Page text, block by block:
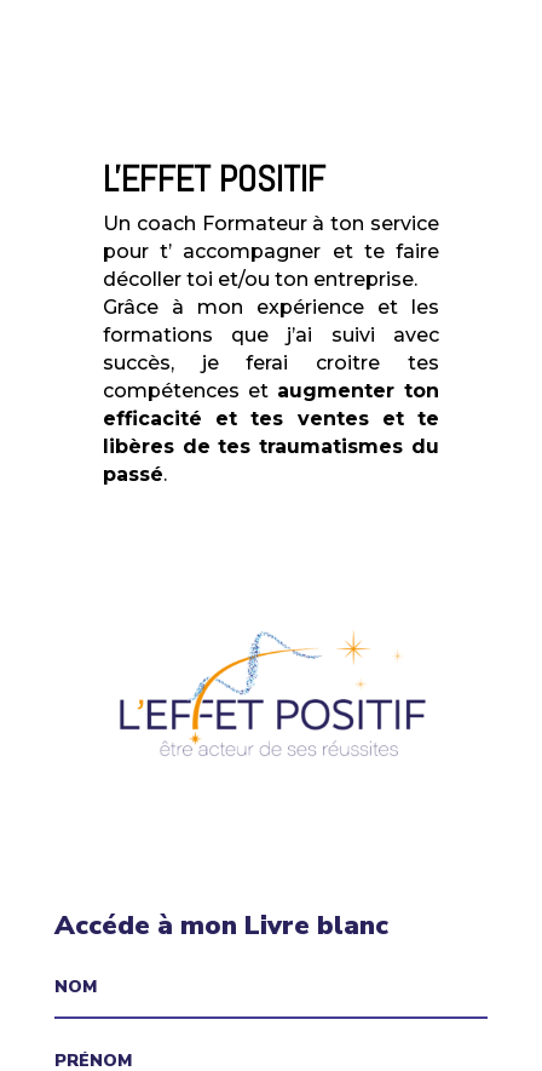
L'EFFET POSITIF
Un coach Formateur à ton service
pour t’ accompagner et te faire
décoller toi et/ou ton entreprise.
Grâce à mon expérience et les
formations que j’ai suivi avec
succès, je ferai croitre tes
compétences et augmenter ton
efficacité et tes ventes et te
libères de tes traumatismes du
passé.
Accéde à mon Livre blanc